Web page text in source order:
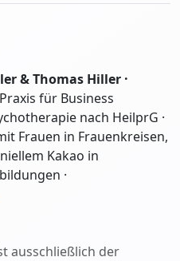
& Thomas Hiller ·
Praxis für Business
nach HeilprG ·
Frauen in Frauenkreisen,
Kakao in
·
ausschließlich der